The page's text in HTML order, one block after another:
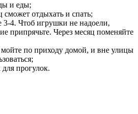
и еды;
сможет отдыхать и спать;
3-4. Чтоб игрушки не надоели,
припрячьте. Через месяц поменяйте
по приходу домой, и вне улицы
прогулок.